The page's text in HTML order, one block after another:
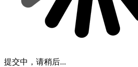
提交中，请稍后...